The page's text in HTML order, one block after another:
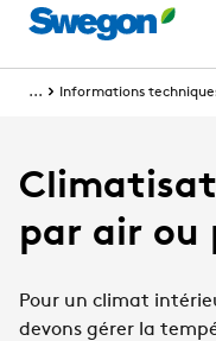
... Informations
par air ou
Pour un climat
devons gérer la